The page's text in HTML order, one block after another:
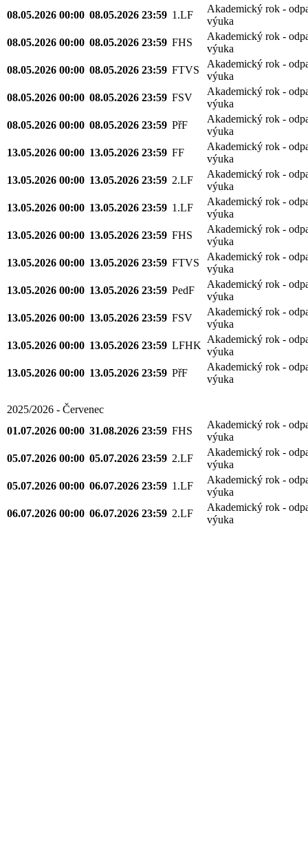
08.05.2026 00:00 08.05.2026 23:59 1.LF
Akademický rok -
výuka
08.05.2026 00:00 08.05.2026 23:59 FHS
Akademický rok -
výuka
08.05.2026 00:00 08.05.2026 23:59 FTVS
Akademický rok -
výuka
08.05.2026 00:00 08.05.2026 23:59 FSV
Akademický rok -
výuka
08.05.2026 00:00 08.05.2026 23:59 PřF
Akademický rok -
výuka
13.05.2026 00:00 13.05.2026 23:59 FF
Akademický rok -
výuka
13.05.2026 00:00 13.05.2026 23:59 2.LF
Akademický rok -
výuka
13.05.2026 00:00 13.05.2026 23:59 1.LF
Akademický rok -
výuka
13.05.2026 00:00 13.05.2026 23:59 FHS
Akademický rok -
výuka
13.05.2026 00:00 13.05.2026 23:59 FTVS
Akademický rok -
výuka
13.05.2026 00:00 13.05.2026 23:59 PedF
Akademický rok -
výuka
13.05.2026 00:00 13.05.2026 23:59 FSV
Akademický rok -
výuka
13.05.2026 00:00 13.05.2026 23:59 LFHK
Akademický rok -
výuka
13.05.2026 00:00 13.05.2026 23:59 PřF
Akademický rok -
výuka
2025/2026 - Červenec
01.07.2026 00:00 31.08.2026 23:59 FHS
Akademický rok -
výuka
05.07.2026 00:00 05.07.2026 23:59 2.LF
Akademický rok -
výuka
05.07.2026 00:00 06.07.2026 23:59 1.LF
Akademický rok -
výuka
06.07.2026 00:00 06.07.2026 23:59 2.LF
Akademický rok -
výuka